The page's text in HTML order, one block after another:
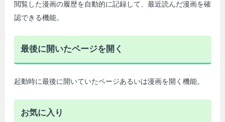
閲覧した漫画の履歴を自動的に記録して、最近読んだ漫画を確
認できる機能。
最後に開いたページを開く
起動時に最後に開いていたページあるいは漫画を開く機能。
お気に入り